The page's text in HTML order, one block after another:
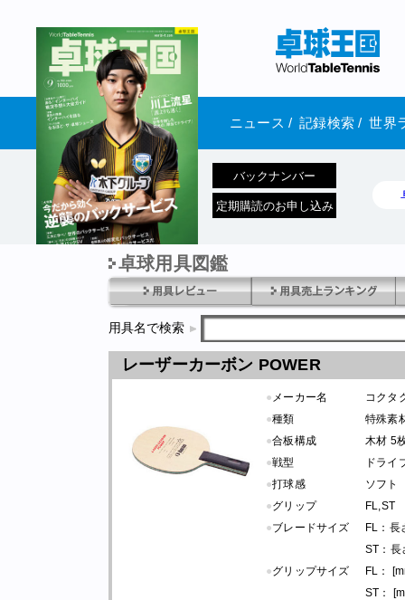
ニュース / 記録検索 / 世界
1970年1月01日 発売
バックナンバー
定期購読のお申し込み
卓球用具図鑑
用具名で検索
レーザーカーボン POWER
● メーカー名
コクタ
●種類
特殊素
●合板構成
木材 5
●戦型
ドライ
●打球感
ソフト
●グリップ
FL,ST
●ブレードサイズ
FL：長
ST：長
●グリップサイズ
FL：
ST：